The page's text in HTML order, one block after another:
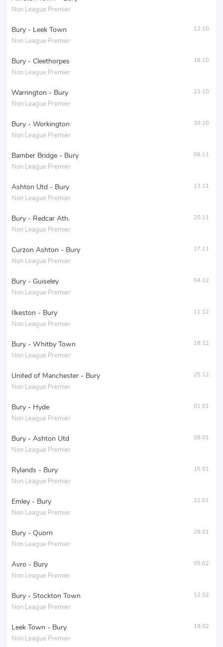
Non League Premier
Bury - Leek Town
Non League Premier
12.10
Bury - Cleethorpes
Non League Premier
16.10
Warrington - Bury
Non League Premier
23.10
Bury - Workington
Non League Premier
30.10
Bamber Bridge - Bury
Non League Premier
06.11
Ashton Utd - Bury
Non League Premier
13.11
Bury - Redcar Ath.
Non League Premier
20.11
Curzon Ashton - Bury
Non League Premier
27.11
Bury - Guiseley
Non League Premier
04.12
Ilkeston - Bury
Non League Premier
11.12
Bury - Whitby Town
Non League Premier
18.12
United of Manchester - Bury
Non League Premier
25.12
Bury - Hyde
Non League Premier
01.01
Bury - Ashton Utd
Non League Premier
08.01
Rylands - Bury
Non League Premier
15.01
Emley - Bury
Non League Premier
22.01
Bury - Quorn
Non League Premier
29.01
Avro - Bury
Non League Premier
05.02
Bury - Stockton Town
Non League Premier
12.02
Leek Town - Bury
Non League Premier
19.02